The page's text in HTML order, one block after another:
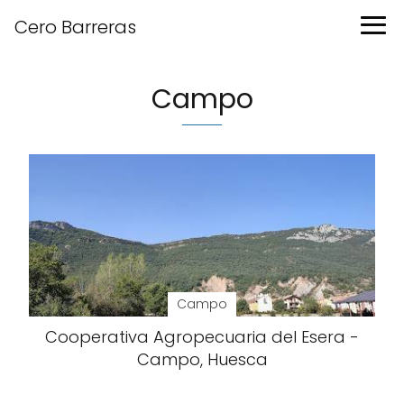
Cero Barreras
Campo
Campo
Cooperativa Agropecuaria del Esera -
Campo, Huesca